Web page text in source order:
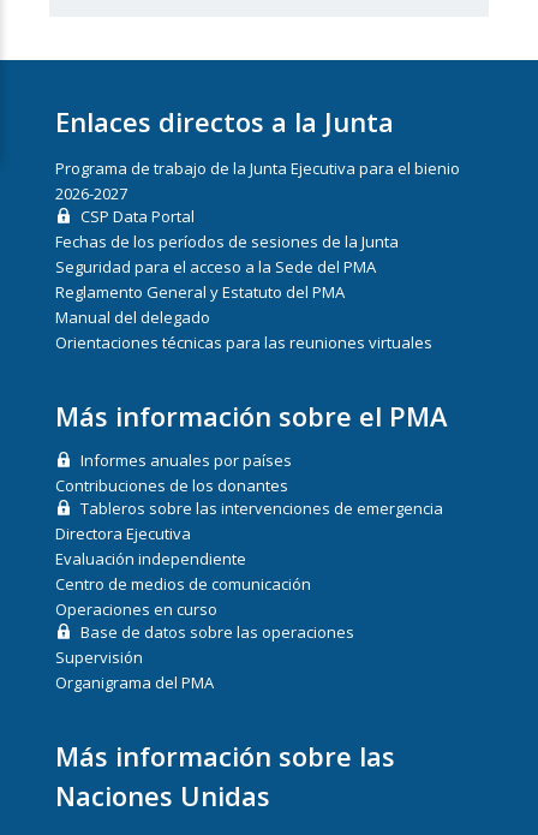
Enlaces directos a la Junta
Programa de trabajo de la Junta Ejecutiva para el bienio
2026-2027
CSP Data Portal
Fechas de los períodos de sesiones de la Junta
Seguridad para el acceso a la Sede del PMA
Reglamento General y Estatuto del PMA
Manual del delegado
Orientaciones técnicas para las reuniones virtuales
Más información sobre el PMA
Informes anuales por países
Contribuciones de los donantes
Tableros sobre las intervenciones de emergencia
Directora Ejecutiva
Evaluación independiente
Centro de medios de comunicación
Operaciones en curso
Base de datos sobre las operaciones
Supervisión
Organigrama del PMA
Más información sobre las
Naciones Unidas